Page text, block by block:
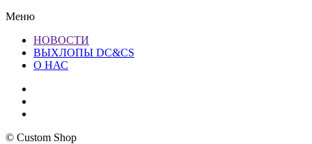
Меню
НОВОСТИ
ВЫХЛОПЫ DC&CS
О НАС
© Custom Shop